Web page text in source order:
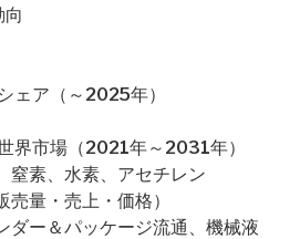
ェア（～2025年）
界市場（2021年～2031年）
窒素、水素、アセチレン
量・売上・価格）
ダー＆パッケージ流通、機械液